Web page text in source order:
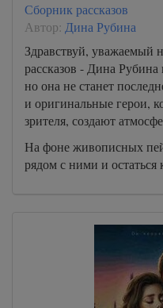
Сборник рассказов
Автор: Дина Рубина
Здравствуй, уважаемый
рассказов - Дина Рубина
но она не станет
и оригинальные герои,
зрителя, создают
На фоне живописных
рядом с ними и